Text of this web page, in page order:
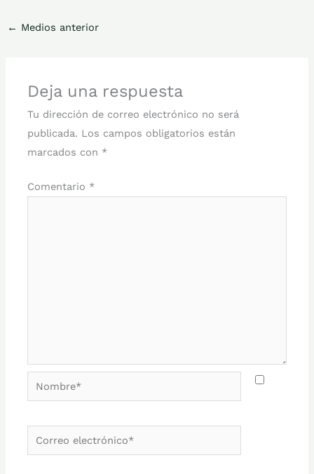
← Medios anterior
Deja una respuesta
Tu dirección de correo electrónico no será
publicada. Los campos obligatorios están
marcados con *
Comentario *
Nombre*
Correo
electrónico*